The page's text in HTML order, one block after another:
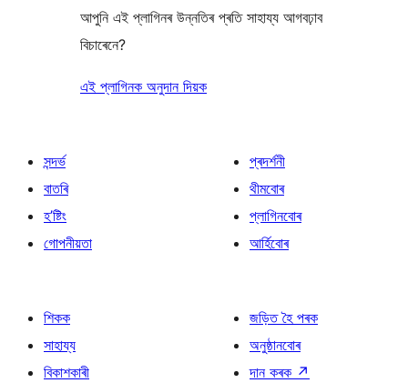
আপুনি এই প্লাগিনৰ উন্নতিৰ প্ৰতি সাহায্য আগবঢ়াব
বিচাৰেনে?
এই প্লাগিনক অনুদান দিয়ক
সন্দৰ্ভ
বাতৰি
হ’ষ্টিং
গোপনীয়তা
প্ৰদৰ্শনী
থীমবোৰ
প্লাগিনবোৰ
আৰ্হিবোৰ
শিকক
সাহায্য
বিকাশকাৰী
জড়িত হৈ পৰক
অনুষ্ঠানবোৰ
দান কৰক ↗